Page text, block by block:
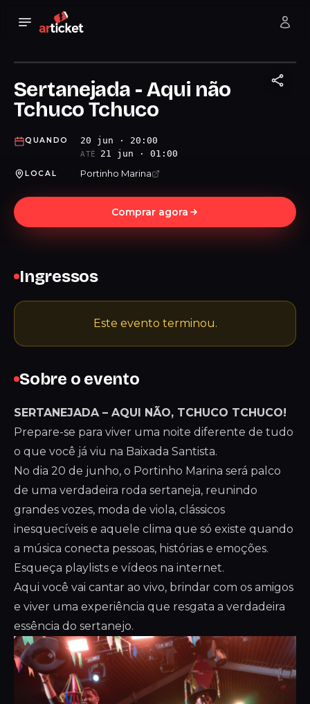
Sertanejada - Aqui não
Tchuco Tchuco
QUANDO 20 jun · 20:00
ATÉ 21 jun · 01:00
LOCAL Portinho Marina
Comprar agora
Sobre o evento
SERTANEJADA – AQUI NÃO, TCHUCO TCHUCO!
Prepare-se para viver uma noite diferente de tudo
o que você já viu na Baixada Santista.
No dia 20 de junho, o Portinho Marina será palco
de uma verdadeira roda sertaneja, reunindo
grandes vozes, moda de viola, clássicos
inesquecíveis e aquele clima que só existe quando
a música conecta pessoas, histórias e emoções.
Esqueça playlists e vídeos na internet.
Aqui você vai cantar ao vivo, brindar com os amigos
e viver uma experiência que resgata a verdadeira
essência do sertanejo.
Ingressos
Este evento terminou.